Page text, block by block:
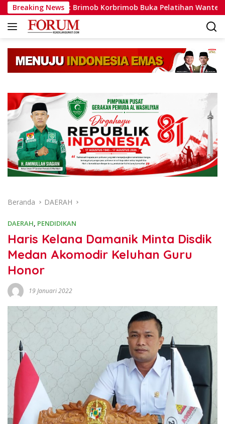
Langsung
ke
konten
Breaking News
Brimob Korbrimob Buka Pelatihan Wanteror Lanjutan dan
Beranda DAERAH
DAERAH, PENDIDIKAN
Haris Kelana Damanik Minta Disdik
Medan Akomodir Keluhan Guru
Honor
19 Januari 2022